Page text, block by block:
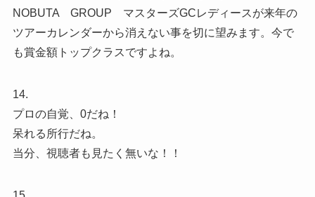
NOBUTA GROUP マスターズGCレディースが来年の
ツアーカレンダーから消えない事を切に望みます。今で
も賞金額トップクラスですよね。
14.
プロの自覚、0だね！
呆れる所行だね。
当分、視聴者も見たく無いな！！